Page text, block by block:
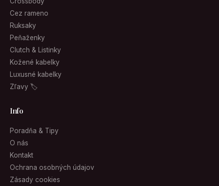
Cez rameno
Ruksaky
Peňaženky
Clutch & Listinky
Kožené kabelky
Luxusné kabelky
Zľavy 🏷
Info
Poradňa & Tipy
O nás
Kontakt
Ochrana osobných údajov
Zásady cookies